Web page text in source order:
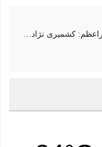
پہلی ممکنہ مسلمان وزیراعظم: کشمیری نژاد شبانہ محمود برطانیہ میں مقبول